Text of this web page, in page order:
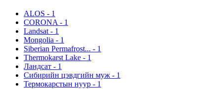
ALOS - 1
CORONA - 1
Landsat - 1
Mongolia - 1
Siberian Permafrost... - 1
Thermokarst Lake - 1
Ландсат - 1
Сибирийн цэвдгийн муж - 1
Термокарстын нуур - 1